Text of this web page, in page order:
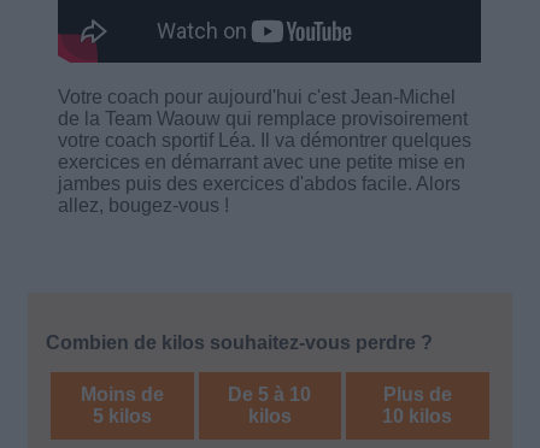
Votre coach pour aujourd'hui c'est Jean-Michel
de la Team Waouw qui remplace provisoirement
votre coach sportif Léa. Il va démontrer quelques
exercices en démarrant avec une petite mise en
jambes puis des exercices d'abdos facile. Alors
allez, bougez-vous !
Combien de kilos souhaitez-vous perdre ?
Moins de
5 kilos
De 5 à 10
kilos
Plus de
10 kilos